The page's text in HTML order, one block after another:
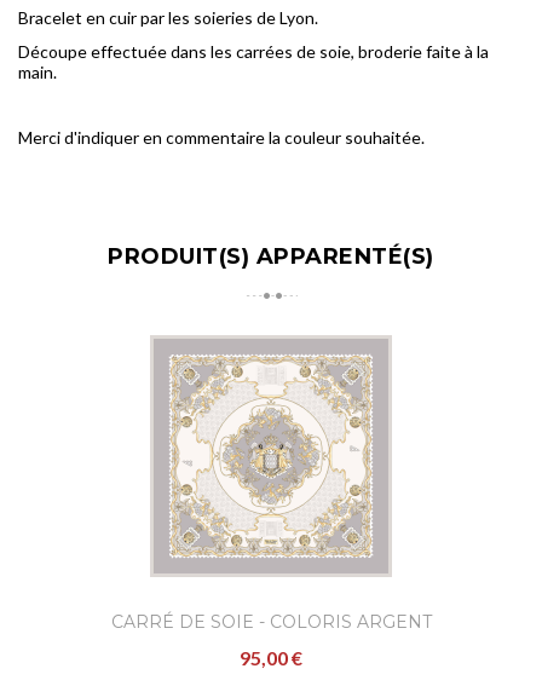
Bracelet en cuir par les soieries de Lyon.
Découpe effectuée dans les carrées de soie, broderie faite à la
main.
Merci d'indiquer en commentaire la couleur souhaitée.
PRODUIT(S) APPARENTÉ(S)
CARRÉ DE SOIE - COLORIS ARGENT
95,00 €